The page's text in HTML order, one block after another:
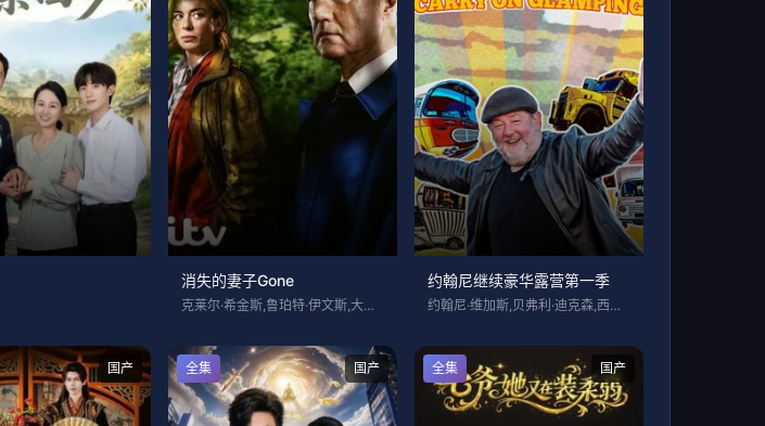
消失的妻子Gone
克莱尔·希金斯,鲁珀特·伊文斯,大卫·莫
约翰尼继续豪华露营第一季
约翰尼·维加斯,贝弗利·迪克森,西安·吉
国产 国产
全集 国产
全集